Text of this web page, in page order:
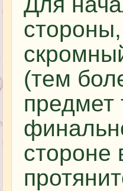
(тем
предмет
стороне